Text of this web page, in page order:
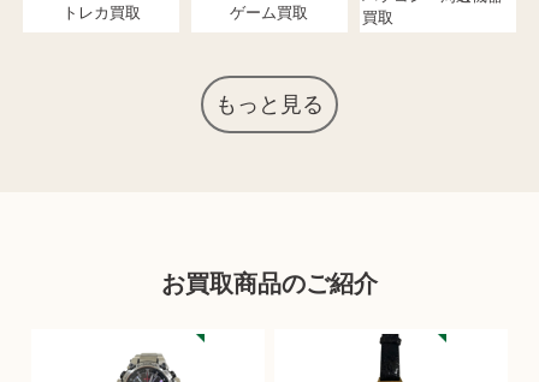
トレカ買取 ゲーム買取
買取
もっと見る
お買取商品のご紹介